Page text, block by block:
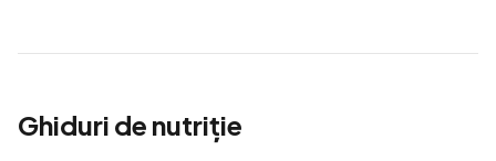
Ghiduri de nutriție